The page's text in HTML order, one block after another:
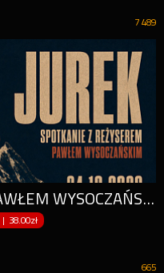
7 489
„JUREK” – SPOTKANIE Z PAWŁEM WYSOCZAŃSKIM
| 38.00zł
665